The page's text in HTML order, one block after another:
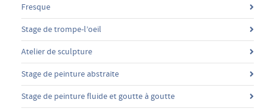
Fresque
Stage de trompe-l’oeil
Atelier de sculpture
Stage de peinture abstraite
Stage de peinture fluide et goutte à goutte